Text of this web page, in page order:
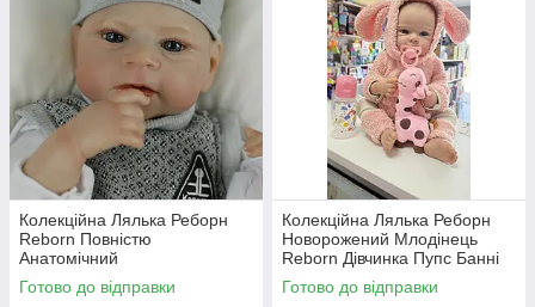
Колекційна Лялька Реборн
Reborn Повністю
Анатомічний
Новонароджений Хлопчик
Елджей (Вінілова Лялька)
Готово до відправки
Колекційна Лялька Реборн
Новорожений Млодінець
Reborn Дівчинка Пупс Банні
(Вінілова Лялька) 50 см
Готово до відправки